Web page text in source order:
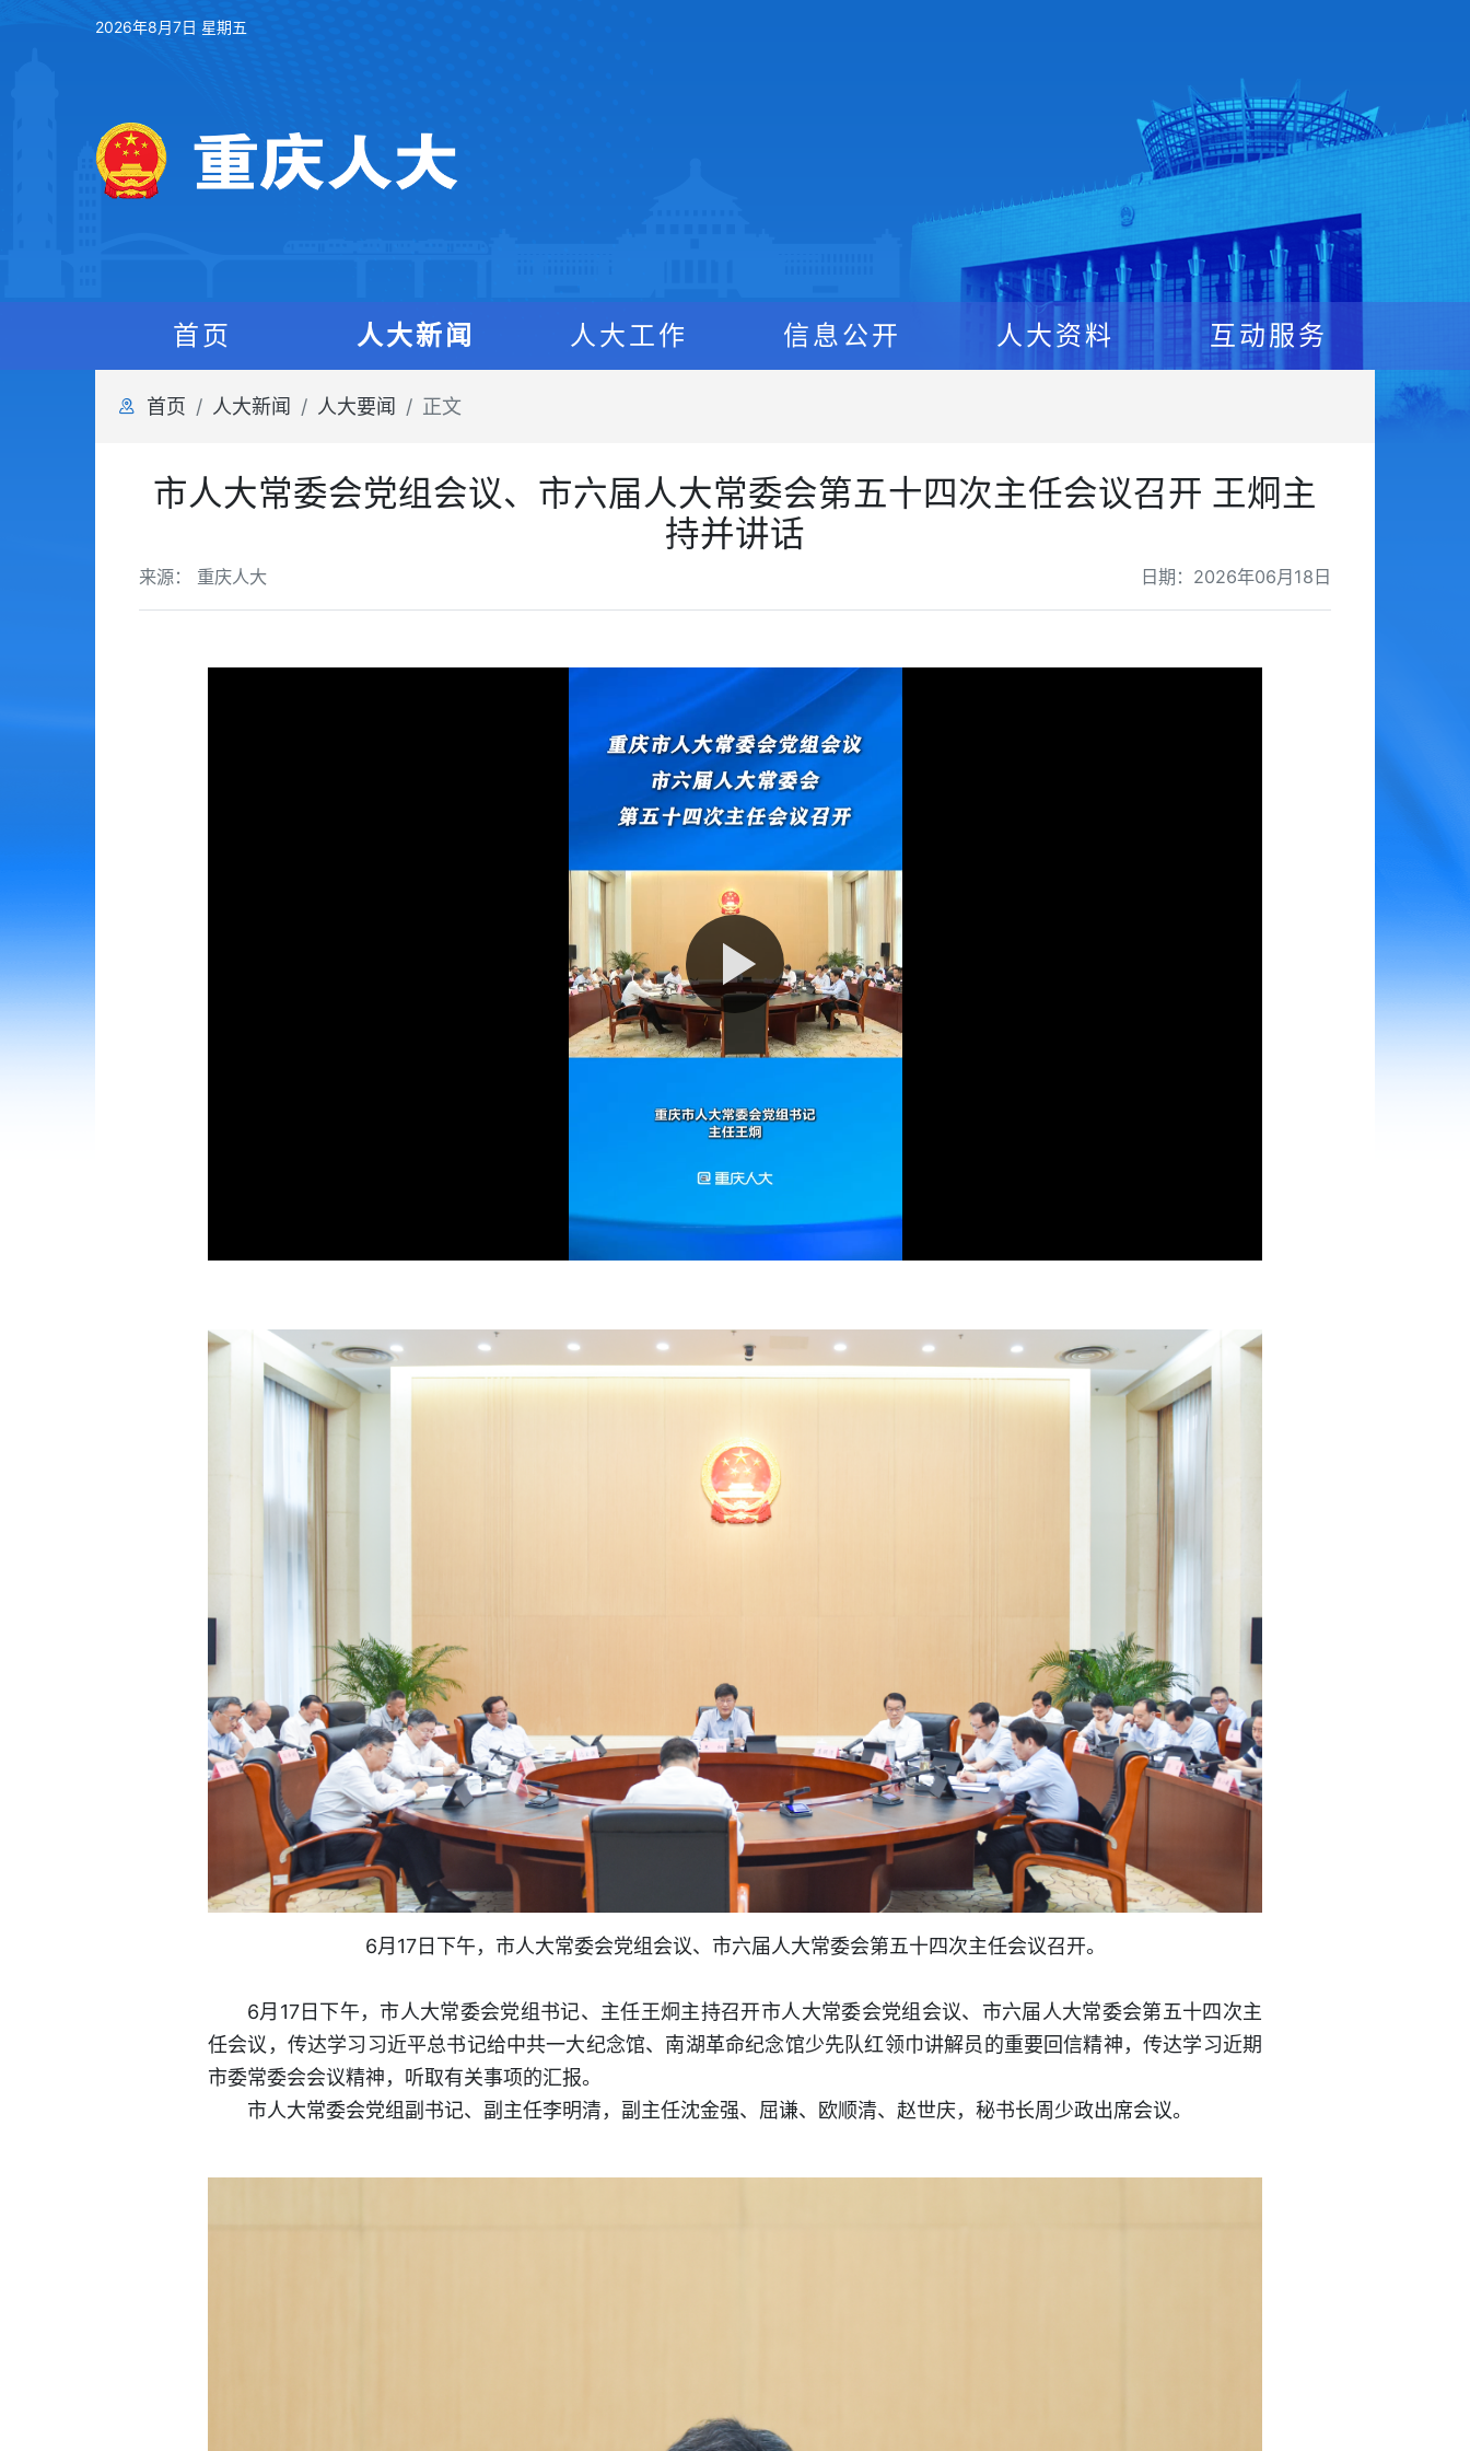
2026年8月7日 星期五
首页 人大新闻 人大工作 信息公开 人大资料 互动服务
首页 人大新闻 人大要闻 正文
市人大常委会党组会议、市六届人大常委会第五十四次主任会议召开 王炯主
持并讲话
日期：2026年06月18日
来源： 重庆人大
6月17日下午，市人大常委会党组会议、市六届人大常委会第五十四次主任会议召开。
6月17日下午，市人大常委会党组书记、主任王炯主持召开市人大常委会党组会议、市六届人大常委会第五十四次主
任会议，传达学习习近平总书记给中共一大纪念馆、南湖革命纪念馆少先队红领巾讲解员的重要回信精神，传达学习近期
市委常委会会议精神，听取有关事项的汇报。
市人大常委会党组副书记、副主任李明清，副主任沈金强、屈谦、欧顺清、赵世庆，秘书长周少政出席会议。